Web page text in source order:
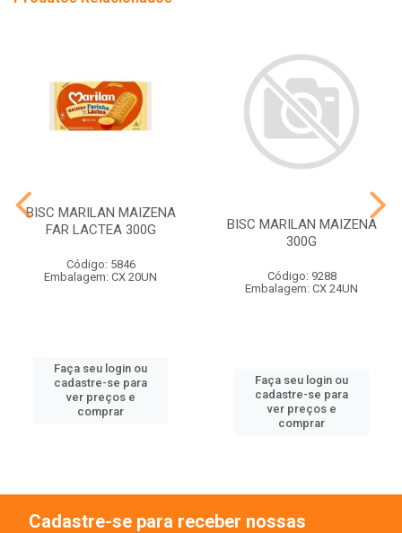
BISC MARILAN MAIZENA
FAR LACTEA 300G
Código: 5846
Embalagem: CX 20UN
Faça seu login ou
cadastre-se para
ver preços e
comprar
BISC MARILAN MAIZENA
300G
Código: 9288
Embalagem: CX 24UN
Faça seu login ou
cadastre-se para
ver preços e
comprar
Cadastre-se para receber nossas